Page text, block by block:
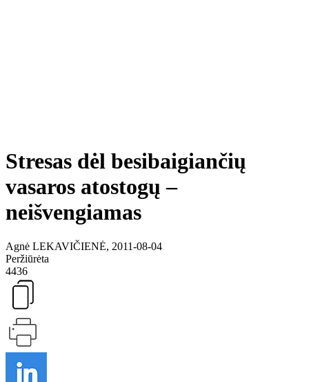
Stresas dėl besibaigiančių
vasaros atostogų –
neišvengiamas
Agnė LEKAVIČIENĖ, 2011-08-04
Peržiūrėta
4436